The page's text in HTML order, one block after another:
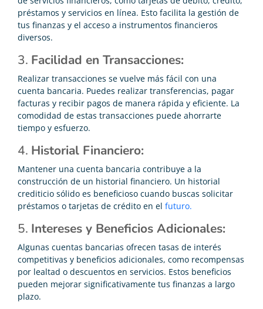
préstamos y servicios en línea. Esto facilita la gestión de
tus finanzas y el acceso a instrumentos financieros
diversos.
3. Facilidad en Transacciones:
Realizar transacciones se vuelve más fácil con una
cuenta bancaria. Puedes realizar transferencias, pagar
facturas y recibir pagos de manera rápida y eficiente. La
comodidad de estas transacciones puede ahorrarte
tiempo y esfuerzo.
4. Historial Financiero:
Mantener una cuenta bancaria contribuye a la
construcción de un historial financiero. Un historial
crediticio sólido es beneficioso cuando buscas solicitar
préstamos o tarjetas de crédito en el futuro.
5. Intereses y Beneficios Adicionales:
Algunas cuentas bancarias ofrecen tasas de interés
competitivas y beneficios adicionales, como recompensas
por lealtad o descuentos en servicios. Estos beneficios
pueden mejorar significativamente tus finanzas a largo
plazo.